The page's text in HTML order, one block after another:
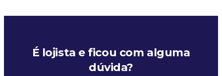
É lojista e ficou com alguma
dúvida?